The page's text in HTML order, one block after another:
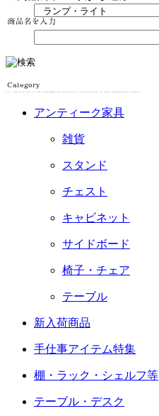
アンティーク家具
雑貨
スタンド
チェスト
キャビネット
サイドボード
椅子・チェア
テーブル
新入荷商品
手仕事アイテム特集
棚・ラック・シェルフ等
テーブル・デスク